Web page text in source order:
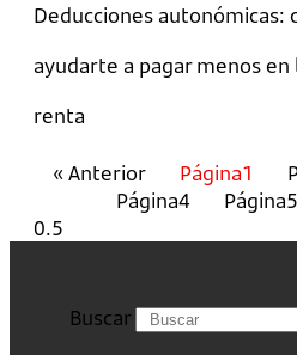
Deducciones autonómicas:
ayudarte a pagar menos
renta
« Anterior Página1
Página4 Página5
Buscar